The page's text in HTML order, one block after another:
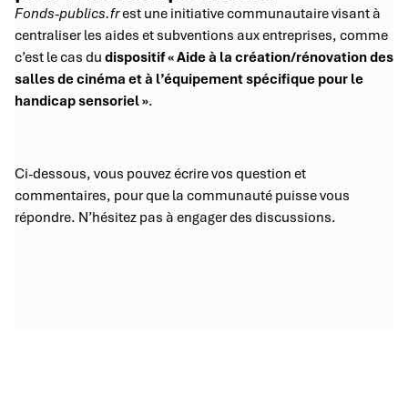
Fonds-publics.frest une initiative communautaire visant à
centraliser les aides et subventions aux entreprises, comme
c’est le cas du dispositif « Aide à la création/rénovation des
salles de cinéma et à l’équipement spécifique pour le
handicap sensoriel ».
Ci-dessous, vous pouvez écrire vos question et
commentaires, pour que la communauté puisse vous
répondre. N’hésitez pas à engager des discussions.